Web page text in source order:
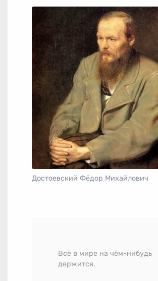
Достоевский Фёдор Михайлович
Всё в мире на чём-нибудь
держится.